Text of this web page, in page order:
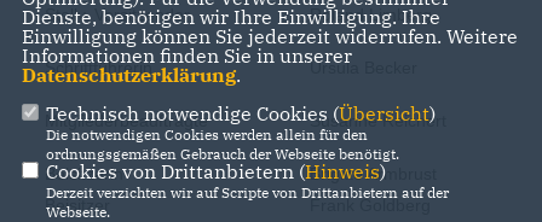
Stellv. Vorsitzender
Roland Limberg
Schriftführerin Ursula Becker
Mitgliederbeauftragte Susanne Reichert
Beisitzerin
Brigitte Armbrust
Beisitzer
Dienste, benötigen wir Ihre Einwilligung. Ihre
Einwilligung können Sie jederzeit widerrufen. Weitere
Informationen finden Sie in unserer
Datenschutzerklärung.
Technisch notwendige Cookies (Übersicht)
Die notwendigen Cookies werden allein für den
ordnungsgemäßen Gebrauch der Webseite benötigt.
Cookies von Drittanbietern (Hinweis)
Derzeit verzichten wir auf Scripte von Drittanbietern auf der
Webseite.